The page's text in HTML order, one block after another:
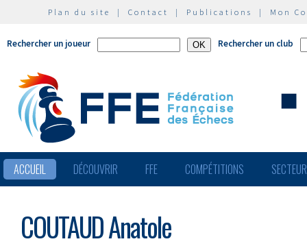
Plan du site | Contact | Publications | Mon
Rechercher un joueur Rechercher un club
ACCUEIL DÉCOUVRIR FFE COMPÉTITIONS
COUTAUD Anatole